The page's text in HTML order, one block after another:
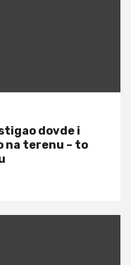
dovde i
na terenu – to